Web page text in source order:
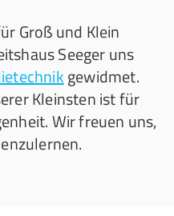
Groß und Klein
Seeger uns
gewidmet.
Kleinsten ist für
Wir freuen uns,